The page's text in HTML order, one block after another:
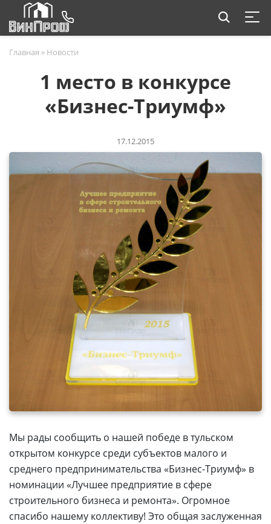
Главная » Новости
1 место в конкурсе
«Бизнес-Триумф»
17.12.2015
Мы рады сообщить о нашей победе в тульском
открытом конкурсе среди субъектов малого и
среднего предпринимательства «Бизнес-Триумф» в
номинации «Лучшее предприятие в сфере
строительного бизнеса и ремонта». Огромное
спасибо нашему коллективу! Это общая заслуженная